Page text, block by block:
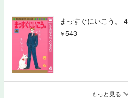
まっすぐにいこう。 4
543
もっと見る